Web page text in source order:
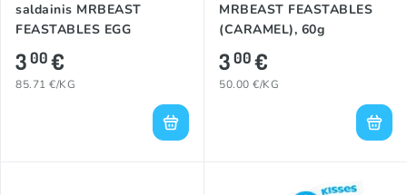
saldainis MRBEAST
FEASTABLES EGG
(CREAMY PEANUT
BUTTER), 35g
300€
85.71 €/KG
MRBEAST FEASTABLES
(CARAMEL), 60g
300€
50.00 €/KG